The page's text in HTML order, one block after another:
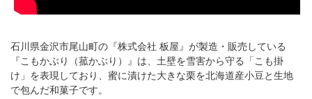
石川県金沢市尾山町の『株式会社 板屋』が製造・販売している
『こもかぶり（菰かぶり）』は、土壁を雪害から守る「こも掛
け」を表現しており、蜜に漬けた大きな栗を北海道産小豆と生地
で包んだ和菓子です。